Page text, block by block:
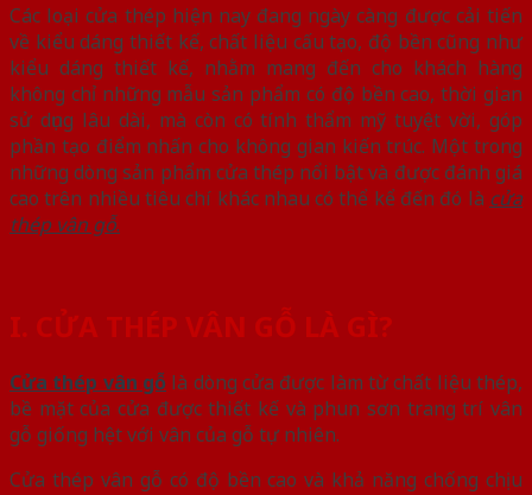
Các loại cửa thép hiện nay đang ngày càng được cải tiến
về kiểu dáng thiết kế, chất liệu cấu tạo, độ bền cũng như
kiểu dáng thiết kế, nhằm mang đến cho khách hàng
không chỉ những mẫu sản phẩm có độ bền cao, thời gian
sử dụng lâu dài, mà còn có tính thẩm mỹ tuyệt vời, góp
phần tạo điểm nhấn cho không gian kiến trúc. Một trong
những dòng sản phẩm cửa thép nổi bật và được đánh giá
cao trên nhiều tiêu chí khác nhau có thể kể đến đó là cửa
thép vân gỗ.
I. CỬA THÉP VÂN GỖ LÀ GÌ?
Cửa thép vân gỗ là dòng cửa được làm từ chất liệu thép,
bề mặt của cửa được thiết kế và phun sơn trang trí vân
gỗ giống hệt với vân của gỗ tự nhiên.
Cửa thép vân gỗ có độ bền cao và khả năng chống chịu